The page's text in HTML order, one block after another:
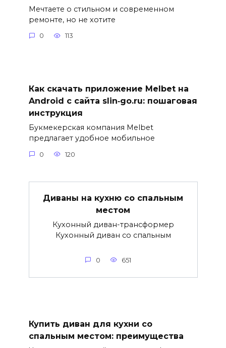
Мечтаете о стильном и современном
ремонте, но не хотите
0 113
Как скачать приложение Melbet на
Android с сайта slin‑go.ru: пошаговая
инструкция
Букмекерская компания Melbet
предлагает удобное мобильное
0 120
Диваны на кухню со спальным
местом
Кухонный диван-трансформер
Кухонный диван со спальным
0 651
Купить диван для кухни со
спальным местом: преимущества